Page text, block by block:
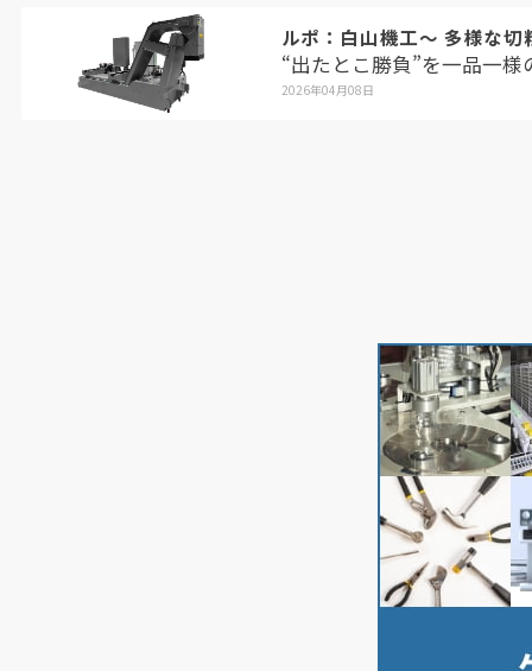
ルポ：白山機工～ 多様な
“出たとこ勝負”を一品一様
2026年04月08日